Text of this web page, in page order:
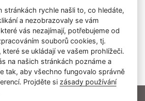
stránkách rychle našli to, co hledáte,
a nezobrazovaly se vám
vás nezajímají, potřebujeme od
souborů cookies, tj.
se ukládají ve vašem prohlížeči.
na našich stránkách poznáme a
tak, aby všechno fungovalo správně
Projděte si zásady používání